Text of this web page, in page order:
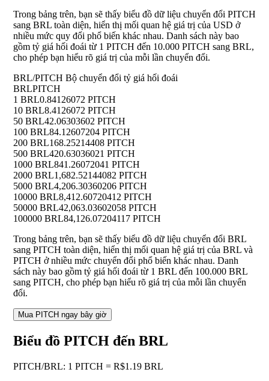
Trong bảng trên, bạn sẽ thấy biểu đồ dữ liệu chuyển đổi PITCH
sang BRL toàn diện, hiển thị mối quan hệ giá trị của USD ở
nhiều mức quy đổi phổ biến khác nhau. Danh sách này bao
gồm tỷ giá hối đoái từ 1 PITCH đến 10.000 PITCH sang BRL,
cho phép bạn hiểu rõ giá trị của mỗi lần chuyển đổi.
BRL/PITCH Bộ chuyển đổi tỷ giá hối đoái
BRLPITCH
1 BRL0.84126072 PITCH
10 BRL8.4126072 PITCH
50 BRL42.06303602 PITCH
100 BRL84.12607204 PITCH
200 BRL168.25214408 PITCH
500 BRL420.63036021 PITCH
1000 BRL841.26072041 PITCH
2000 BRL1,682.52144082 PITCH
5000 BRL4,206.30360206 PITCH
10000 BRL8,412.60720412 PITCH
50000 BRL42,063.03602058 PITCH
100000 BRL84,126.07204117 PITCH
Trong bảng trên, bạn sẽ thấy biểu đồ dữ liệu chuyển đổi BRL
sang PITCH toàn diện, hiển thị mối quan hệ giá trị của BRL và
PITCH ở nhiều mức chuyển đổi phổ biến khác nhau. Danh
sách này bao gồm tỷ giá hối đoái từ 1 BRL đến 100.000 BRL
sang PITCH, cho phép bạn hiểu rõ giá trị của mỗi lần chuyển
đổi.
Mua PITCH ngay bây giờ
Biểu đồ PITCH đến BRL
PITCH/BRL: 1 PITCH = R$1.19 BRL